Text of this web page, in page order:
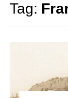
Tag: